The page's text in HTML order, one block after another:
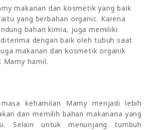
makanan dan kosmetik yang baik
yang berbahan organic. Karena
bahan kimia, juga memiliki
dengan baik oleh tubuh saat
makanan dan kosmetik organik
Mamy hamil.
kehamilan Mamy menjadi lebih
dan memilih bahan makanana yang
Selain untuk menunjang tumbuh